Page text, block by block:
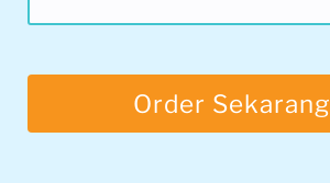
Order Sekarang